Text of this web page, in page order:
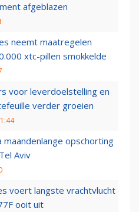
afgeblazen
neemt maatregelen
xtc-pillen smokkelde
voor leverdoelstelling en
verder groeien
maandenlange opschorting
Aviv
voert langste vrachtvlucht
ooit uit